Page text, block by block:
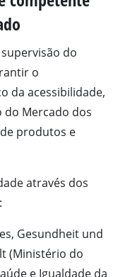
do
o
da acessibilidade,
do Mercado dos
produtos e
através dos
Gesundheit und
(Ministério do
e Igualdade da